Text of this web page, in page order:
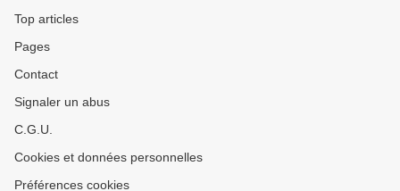
Top articles
Pages
Contact
Signaler un abus
C.G.U.
Cookies et données personnelles
Préférences cookies